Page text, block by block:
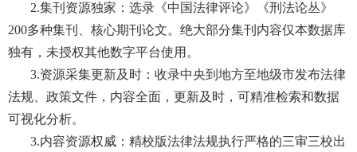
2.集刊资源独家：选录《中国法律评论》《刑法论丛》
200多种集刊、核心期刊论文。绝大部分集刊内容仅本数据库
独有，未授权其他数字平台使用。
3.资源采集更新及时：收录中央到地方至地级市发布法律
法规、政策文件，内容全面，更新及时，可精准检索和数据
可视化分析。
3.内容资源权威：精校版法律法规执行严格的三审三校出